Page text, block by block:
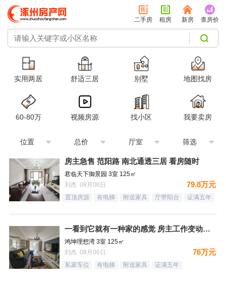
二手房 租房 新房 查房价
实用两居 舒适三居 别墅 地图找房
60-80万 视频房源 找小区 我要卖房
位置 总价 厅室 筛选
房主急售 范阳路 南北通透三居 看房随时
君临天下御景园 3室 125㎡
刘杰 08月06日
79.8万元
置顶房源 有电梯 附送家具 厅带阳台 证满五年
一看到它就有一种家的感觉 房主工作变动 忍痛割爱
鸿坤理想湾 3室 125㎡
刘杰 08月06日
76万元
私家车位 有电梯 附送家具 证满五年